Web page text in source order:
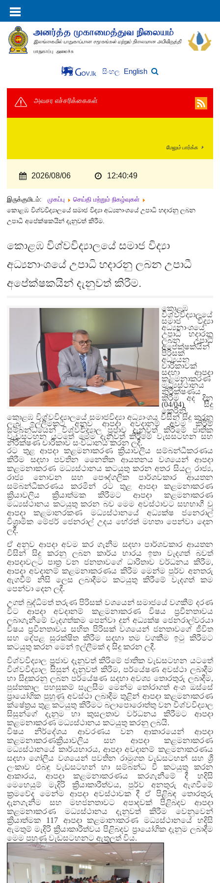
සිංහල English
அவசர எச்சரிக்கைகள்
மேலும் பார்க்க
2026/08/06 12:40:50
இருக்குமிடம்: முகப்பு
செய்தி மற்றும் நிகழ்வுகள்
කොළඹ විශ්වවිද්‍යාලයේ සමාජ විද්‍යා අධ්‍යනාංශයේ උපාධි හදාරනු ලබන
උපාධී අපේක්ෂකයින් දැනුවත් කිරීම.
කොළඹ විශ්වවිද්‍යාලයේ සමාජ විද්‍යා
අධ්‍යනාංශයේ උපාධි හදාරනු ලබන උපාධී
අපේක්ෂකයින් දැනුවත් කිරීම.
කොළඹ
විශ්වවිද්‍යාලයේ
සමාජ විද්‍යා
අධ්‍යනාංශයේ
උපාධි හදාරනු
ලබන උපාධී
අපේක්ෂකයින්
පිරිසක්
අධ්‍යයන
චාරිකාවක්
සදහා ආපදා
කළමනාකරණ
මධ්‍යස්ථානය
නිරීක්ෂණය
කිරීම අද දින
(04/04) සිදු
කෙරිනි.
කොළඹ විශ්වවිද්‍යාලයේ සමාජවිද්‍යා අධ්‍යාංශය විසින් සිදු කරනු
ලැබු ඉල්ලීමකට අනුව ආපදා අවදානම් අවම කිරිම්
සම්බන්ධයෙන් විශ්වවිද්‍යාල ප්‍රජාව දැනුවත් කිරිමේ ජාතික
වැඩසටහන යටතේ මෙම දැනුවත් කිරීමේ වැසසටහන සහ
නිරීක්ෂණ චාරිකාව සංවිධානය කරන ලදී.
රට තුළ ආපදා කළමනාකරණ ක්‍රියාවලිය සම්බන්ධීකරණය
කිරීම සදහා පවතින නෛතික ආයතනය වශයෙන් ආපදා
කළමනාකරණ මධ්‍යස්ථානය කටයුතු කරන අතර සියලු රාජ්‍ය,
රාජ්‍ය නොවන සහ පෞද්ගලික පාර්ශවකාර ආයතන
සම්බන්ධීකරණය කරමින් රට තුළ ආපදා කළමනාකරණ
ක්‍රියාවලිය ක්‍රියාත්මක කිරීමට ආපදා කළමනාකරණ
මධ්‍යස්ථානය කටයුතු කරන බව මෙම අවස්ථාවට සහභාගී වු
ආපදා කළමානරකණ මධ්‍යස්ථානයේ අධ්‍යක්ෂ ජනෙරාල්
විශ්‍රාමික මේජර් ජෙනරාල් උදය හේරත් මහතා පෙන්වා දෙන
ලදී.
ඒ අනුව ආපදා අවම කර ගැනීම සදහා පාර්ශවකාර ආයතන
විසින් සිදු කරනු ලබන කාර්ය භාරය ඉතා වැදගත් බවත්
ආපදාවලට පාත්‍ර වන ජනතාවගේ ධාරිතාව වර්ධනය කිරීම,
ආපදා අවදානම් කළමනාකරණය කිරීම මෙන්ම පුර්ව අනතරු
ඇගවීම් නිසි ලෙස ලබාදීමට කටයුතු කිරීමේ වැදගත් කම
පෙන්වා දෙන ලදී.
උගත් බුද්ධිමත් තරුණ පිරිසක් වශයෙන් සමාජයේ වගකීම් දරණ
විට ආපදා අවදානම් කළමනාකරණ විෂය ප්‍රවීනතාවය
ලබාගැනීමේ වැදගත්කම පෙන්වා දුන් අධ්‍යක්ෂ ජෙනරාල්වරයා
විෂය ප්‍රවීනතාවය සහිත පිරිසක් වශයෙන් ජනතාවගේ ජීවිත
සහ දේපළ සුරක්ෂිත කිරීම සදහා තම වගකීම ඉටු කිරීමට
කටයුතු කරන මෙන් ඉල්ලීමක් ද සිදු කරන ලදී.
විශ්වවිද්‍යාල ප්‍රජාව දැනුවත් කිරිමේ ජාතික වැඩසටහන යටතේ
විශ්වවිද්‍යාල සිසුන් දැනුවත් කිරීම, පර්යේෂණ අවස්ථා ලබාදීම
හා සිදුකරනු ලබන පර්යේෂණ සදහා අවශ්‍ය තොරතුරු ලබාදීම,
පුස්තකාල පහසුකම් සැලසීම මෙන්ම තෝරාගත් අංශ ඔස්සේ
ප්‍රායෝගික පුහුණු අවස්ථා ලබාදීම තුළින් ආපදා කළමනාකරණ
ක්ෂේත්‍රය තුළ කටයුතු කිරීමට බලාපොරොත්තු වන විශ්වවිද්‍යාල
සිසුන්ගේ දැනුම හා කුසලතාව වර්ධනය කිරීමට ආපදා
කළමනාකරණ මධ්‍යස්ථානය කටයුතු කරනු ලබයි.
විෂය නිර්දේශය ආවරණය වන ආකාරයෙන් ආපදා
කළමනාකරණක්‍රියාවලිය සහ ආපදා කළමනාකරණ
මධ්‍යස්ථානයේ කාර්යභාරය, ආපදා අවදානම් කළමනාකරණය
සදහා ගෝලීය වශයෙන් පවතින රාමුගත වැඩසටහන් සහ ශ්‍රී
ලංකාව එබඳු වැඩසටහන් හා සම්බන්ධ වී කටයුතු කරන
ආකාරය, ආපදා කළමනාකරණය කරගැනීමේ දී හදිසි
මෙහෙයුම් මැදිරි ක්‍රියාකාරීත්වය, පුර්ව අනතුරු ඇගවීමේ
ක්‍රමවේද මෙන්ම ආපදා අවස්ථාවක දී ඒ පිළිබඳ තොරතුරු
දැනගැනීම සහ මහජනතාවට අපාදවක් පිළිබදව ආපදා
කළමනාකරණ මධ්‍යස්ථානය දැනුවත් කිරීම වෙනුවෙන්
ක්‍රියාත්මක 117 ආපදා කළමානාකරණ මධ්‍යස්ථානයේ හදිසි
ඇමතුම් මැදිරි ක්‍රියාකාරීත්වය පිළිබදව ප්‍රායෝගික දැනුම ලබාදීම
මෙම පුහුණු වැඩසටහනට ඇතුලත් විය.